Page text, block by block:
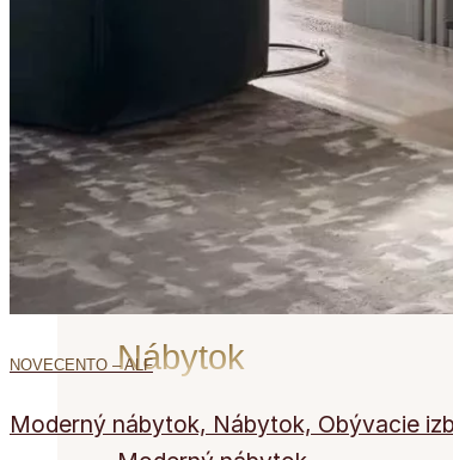
prezrieť
Nábytok
Nábytok
NOVECENTO – ALF
Moderný nábytok, Nábytok, Obývacie